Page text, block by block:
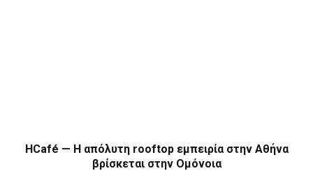
HCafé — Η απόλυτη rooftop εμπειρία στην Αθήνα
βρίσκεται στην Ομόνοια